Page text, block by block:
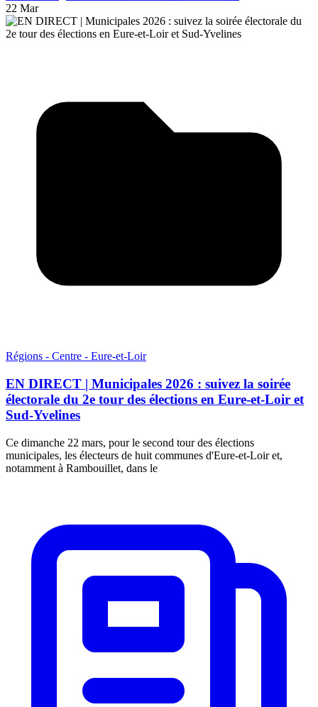
22 Mar
Régions - Centre - Eure-et-Loir
EN DIRECT | Municipales 2026 : suivez la soirée
électorale du 2e tour des élections en Eure-et-Loir et
Sud-Yvelines
Ce dimanche 22 mars, pour le second tour des élections
municipales, les électeurs de huit communes d'Eure-et-Loir et,
notamment à Rambouillet, dans le